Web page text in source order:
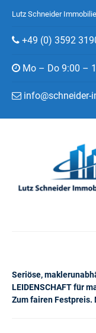
Lutz Schneider
+49 (0) 3592
Mo – Do 9:00 –
Seriöse,
LEIDENSCHAFT für
Zum fairen Festpreis.